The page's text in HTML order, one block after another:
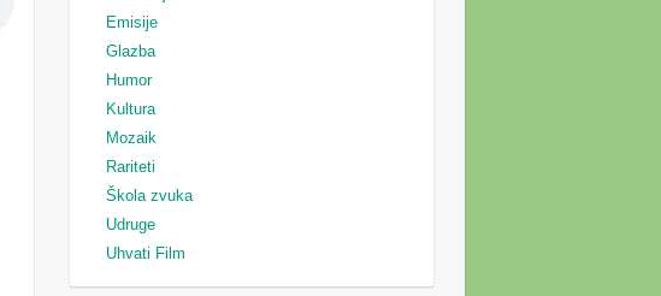
Emisije
Glazba
Humor
Kultura
Mozaik
Rariteti
Škola zvuka
Udruge
Uhvati Film